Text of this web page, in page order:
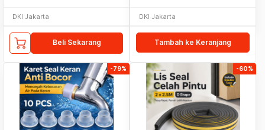
DKI Jakarta
Beli Sekarang
DKI Jakarta
Tambah ke Keranjang
-79% -60%